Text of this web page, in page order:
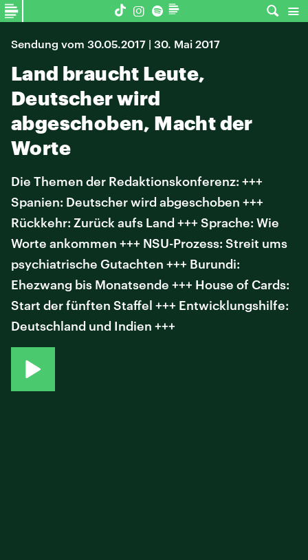
Sendung vom 30.05.2017 | 30. Mai 2017
Land braucht Leute,
Deutscher wird
abgeschoben, Macht der
Worte
Die Themen der Redaktionskonferenz: +++
Spanien: Deutscher wird abgeschoben +++
Rückkehr: Zurück aufs Land +++ Sprache: Wie
Worte ankommen +++ NSU-Prozess: Streit ums
psychiatrische Gutachten +++ Burundi:
Ehezwang bis Monatsende +++ House of Cards:
Start der fünften Staffel +++ Entwicklungshilfe:
Deutschland und Indien +++